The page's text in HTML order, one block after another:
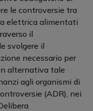
le controversie tra
elettrica alimentati
il
svolgere il
necessario per
alternativa tale
agli organismi di
(ADR), nei